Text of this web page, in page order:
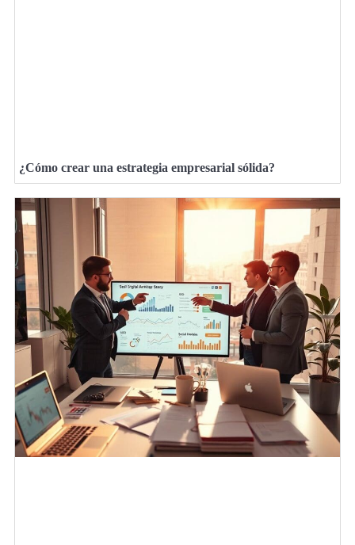
¿Cómo crear una estrategia empresarial sólida?